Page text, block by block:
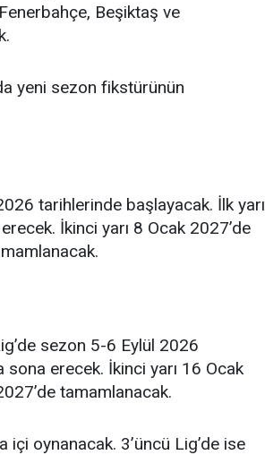
Beşiktaş ve
yeni sezon fikstürünün
tarihlerinde başlayacak. İlk yarı
İkinci yarı 8 Ocak 2027’de
sezon 5-6 Eylül 2026
sona erecek. İkinci yarı 16 Ocak
tamamlanacak.
içi oynanacak. 3’üncü Lig’de ise